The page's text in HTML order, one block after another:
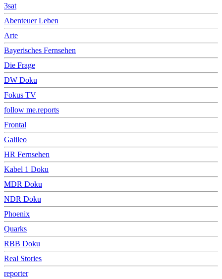
3sat
Abenteuer Leben
Arte
Bayerisches Fernsehen
Die Frage
DW Doku
Fokus TV
follow me.reports
Frontal
Galileo
HR Fernsehen
Kabel 1 Doku
MDR Doku
NDR Doku
Phoenix
Quarks
RBB Doku
Real Stories
reporter